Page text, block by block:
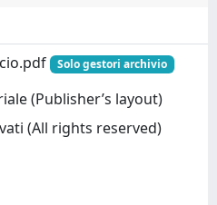
Solo gestori archivio
(Publisher’s layout)
(All rights reserved)